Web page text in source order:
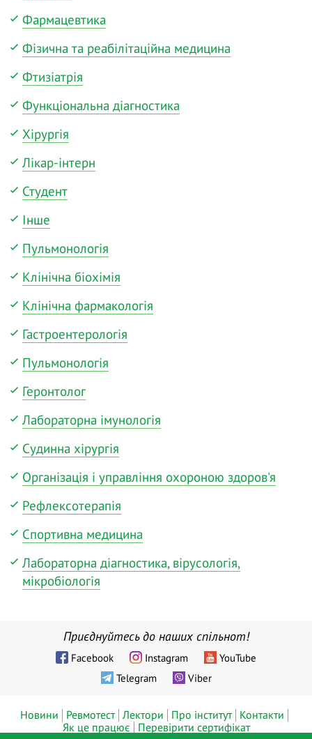
Фармацевтика
Фізична та реабілітаційна медицина
Фтизіатрія
Функціональна діагностика
Хірургія
Лікар-інтерн
Студент
Інше
Пульмонологія
Клінічна біохімія
Клінічна фармакологія
Гастроентерологія
Пульмонологія
Геронтолог
Лабораторна імунологія
Судинна хірургія
Організація і управління охороною здоров'я
Рефлексотерапія
Спортивна медицина
Лабораторна діагностика, вірусологія,
мікробіологія
Приєднуйтесь до наших спільнот!
Facebook Instagram
YouTube
Telegram
Viber
Новини Ревмотест Лектори Про інститут Контакти
Як це працює
Перевірити сертифікат